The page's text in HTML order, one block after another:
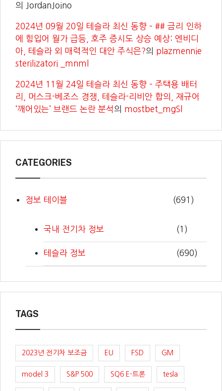
의
JordanJoino
2024년 09월 20일 테슬라 최신 동향 – ## 금리 인하
에 힘입어 월가 급등, 호주 증시도 상승 예상: 엔비디
아, 테슬라 외 매력적인 대안 주식은?의 plazmennie
sterilizatori _mnml
2024년 11월 24일 테슬라 최신 동향 – 주택용 배터
리, 머스크-베조스 경쟁, 테슬라-리비안 합의, 재규어
‘깨어있는’ 브랜드 논란 분석의 mostbet_mgSl
CATEGORIES
정보 테이블 (691)
국내 전기차 정보 (1)
테슬라 정보 (690)
TAGS
2023년 전기차 보조금 EU FSD GM
model 3 S&P 500 SQ6 E-트론 tesla